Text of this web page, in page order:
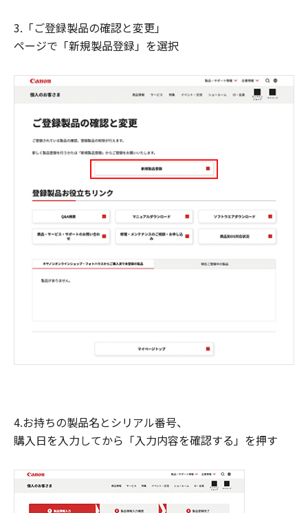
3.「ご登録製品の確認と変更」
ページで「新規製品登録」を選択
4.お持ちの製品名とシリアル番号、
購入日を入力してから「入力内容を確認する」を押す